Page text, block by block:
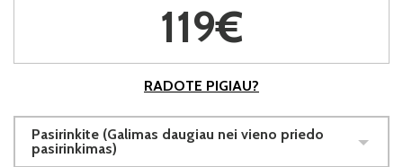
119€
RADOTE PIGIAU?
Pasirinkite (Galimas daugiau nei vieno priedo
pasirinkimas)